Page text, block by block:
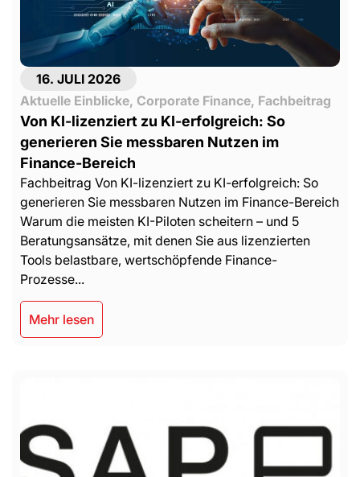
16. JULI 2026
Aktuelle Einblicke, Corporate Finance, Fachbeitrag
Von KI-lizenziert zu KI-erfolgreich: So
generieren Sie messbaren Nutzen im
Finance-Bereich
Fachbeitrag Von KI-lizenziert zu KI-erfolgreich: So
generieren Sie messbaren Nutzen im Finance-Bereich
Warum die meisten KI-Piloten scheitern – und 5
Beratungsansätze, mit denen Sie aus lizenzierten
Tools belastbare, wertschöpfende Finance-
Prozesse...
Mehr lesen